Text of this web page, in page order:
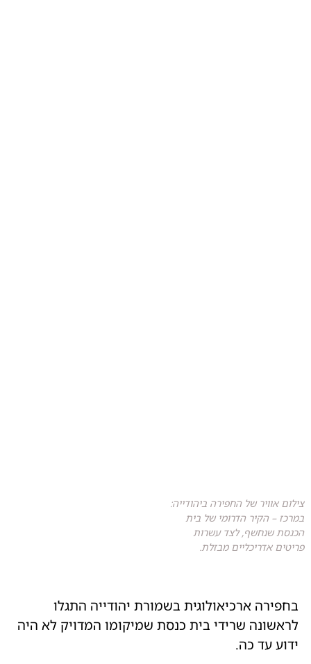
צילום אוויר של החפירה ביהודייה:
במרכז – הקיר הדרומי של בית
הכנסת שנחשף, לצד עשרות
פריטים אדריכליים מבזלת.
בחפירה ארכיאולוגית בשמורת יהודייה התגלו
לראשונה שרידי בית כנסת שמיקומו המדויק לא היה
ידוע עד כה.